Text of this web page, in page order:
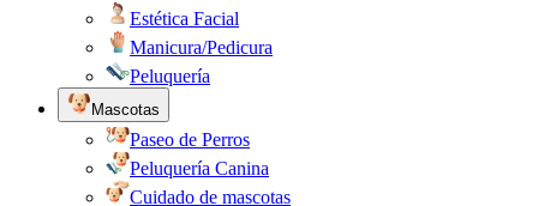
Estética Facial
Manicura/Pedicura
Peluquería
Mascotas
Paseo de Perros
Peluquería Canina
Cuidado de mascotas